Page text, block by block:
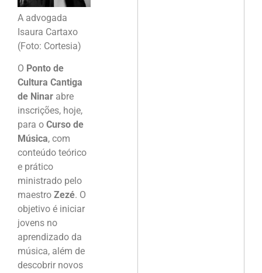
A advogada
Isaura Cartaxo
(Foto: Cortesia)
O Ponto de
Cultura Cantiga
de Ninar abre
inscrições, hoje,
para o Curso de
Música, com
conteúdo teórico
e prático
ministrado pelo
maestro Zezé. O
objetivo é iniciar
jovens no
aprendizado da
música, além de
descobrir novos